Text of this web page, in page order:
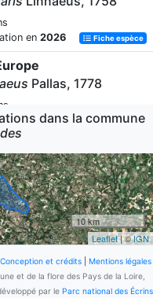
en 2026 Fiche espèce
Pallas, 1778
en2026 Fiche espèce
Linnaeus, 1758
en2026 Fiche espèce
européen
(Linnaeus,
dans la commune
10 km
Leaflet| ©IGN
Conception et crédits
Mentions légales
et de la flore des Pays de la Loire,
par le Parc national des Écrins